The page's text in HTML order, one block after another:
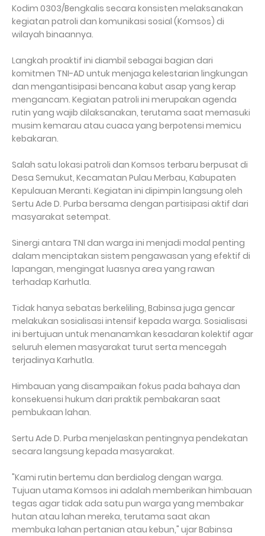
Kodim 0303/Bengkalis secara konsisten melaksanakan
kegiatan patroli dan komunikasi sosial (Komsos) di
wilayah binaannya.
Langkah proaktif ini diambil sebagai bagian dari
komitmen TNI-AD untuk menjaga kelestarian lingkungan
dan mengantisipasi bencana kabut asap yang kerap
mengancam. Kegiatan patroli ini merupakan agenda
rutin yang wajib dilaksanakan, terutama saat memasuki
musim kemarau atau cuaca yang berpotensi memicu
kebakaran.
Salah satu lokasi patroli dan Komsos terbaru berpusat di
Desa Semukut, Kecamatan Pulau Merbau, Kabupaten
Kepulauan Meranti. Kegiatan ini dipimpin langsung oleh
Sertu Ade D. Purba bersama dengan partisipasi aktif dari
masyarakat setempat.
Sinergi antara TNI dan warga ini menjadi modal penting
dalam menciptakan sistem pengawasan yang efektif di
lapangan, mengingat luasnya area yang rawan
terhadap Karhutla.
Tidak hanya sebatas berkeliling, Babinsa juga gencar
melakukan sosialisasi intensif kepada warga. Sosialisasi
ini bertujuan untuk menanamkan kesadaran kolektif agar
seluruh elemen masyarakat turut serta mencegah
terjadinya Karhutla.
Himbauan yang disampaikan fokus pada bahaya dan
konsekuensi hukum dari praktik pembakaran saat
pembukaan lahan.
Sertu Ade D. Purba menjelaskan pentingnya pendekatan
secara langsung kepada masyarakat.
"Kami rutin bertemu dan berdialog dengan warga.
Tujuan utama Komsos ini adalah memberikan himbauan
tegas agar tidak ada satu pun warga yang membakar
hutan atau lahan mereka, terutama saat akan
membuka lahan pertanian atau kebun," ujar Babinsa